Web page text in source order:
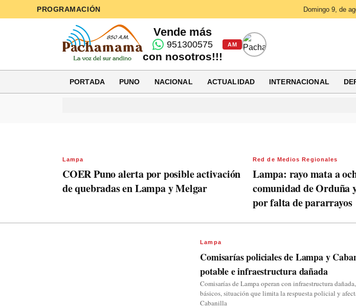
PROGRAMACIÓN Domingo 9, de
Vende más
951300575
con nosotros!!!
AM
PORTADA PUNO NACIONAL ACTUALIDAD INTERNACIONAL
Lampa
COER Puno alerta por posible activación
de quebradas en Lampa y Melgar
Red de Medios Regionales
Lampa: rayo mata a
comunidad de Orduña
por falta de pararrayos
Lampa
Comisarías policiales de Lampa y
potable e infraestructura dañada
Comisarías de Lampa operan con infraestructura
básicos, situación que limita la respuesta policial y
Cabanilla